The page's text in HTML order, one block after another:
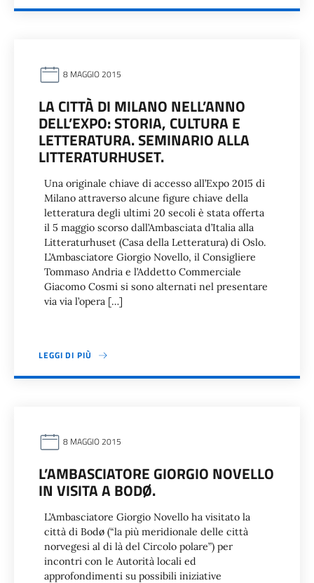
8 MAGGIO 2015
LA CITTÀ DI MILANO NELL’ANNO
DELL’EXPO: STORIA, CULTURA E
LETTERATURA. SEMINARIO ALLA
LITTERATURHUSET.
Una originale chiave di accesso all’Expo 2015 di
Milano attraverso alcune figure chiave della
letteratura degli ultimi 20 secoli è stata offerta
il 5 maggio scorso dall’Ambasciata d’Italia alla
Litteraturhuset (Casa della Letteratura) di Oslo.
L’Ambasciatore Giorgio Novello, il Consigliere
Tommaso Andria e l’Addetto Commerciale
Giacomo Cosmi si sono alternati nel presentare
via via l’opera […]
LEGGI DI PIÙ
8 MAGGIO 2015
L’AMBASCIATORE GIORGIO NOVELLO
IN VISITA A BODØ.
L’Ambasciatore Giorgio Novello ha visitato la
città di Bodø (“la più meridionale delle città
norvegesi al di là del Circolo polare”) per
incontri con le Autorità locali ed
approfondimenti su possibili iniziative